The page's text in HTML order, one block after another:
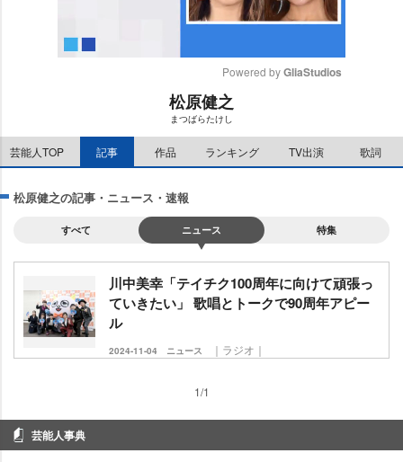
Powered by GliaStudios
松原健之
まつばらたけし
芸能人TOP 記事 作品 ランキング TV出演 歌詞
松原健之の記事・ニュース・速報
すべて ニュース 特集
川中美幸「テイチク100周年に向けて頑張っ
ていきたい」 歌唱とトークで90周年アピー
ル
2024-11-04 ニュース ｜ラジオ｜
1/1
芸能人事典